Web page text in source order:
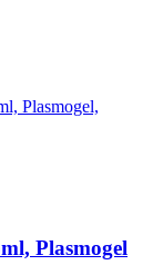
Plasmogel